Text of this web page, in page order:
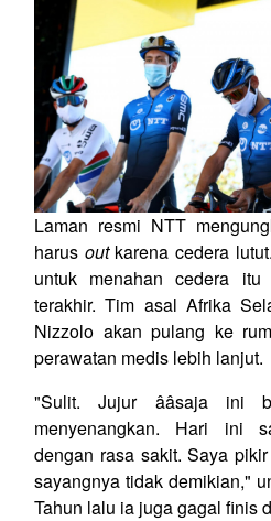
Laman resmi NTT
harus outkarena cedera
untuk menahan cedera
terakhir. Tim asal Afrika
Nizzolo akan pulang ke
perawatan medis lebih lanjut.
"Sulit. Jujur ââsaja
menyenangkan. Hari ini
dengan rasa sakit. Saya
sayangnya tidak demikian,"
Tahun lalu ia juga gagal finis